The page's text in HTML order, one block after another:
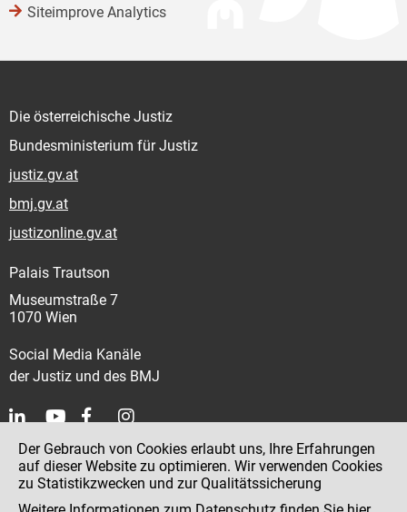
Siteimprove Analytics
Die österreichische Justiz
Bundesministerium für Justiz
justiz.gv.at
bmj.gv.at
justizonline.gv.at
Palais Trautson
Museumstraße 7
1070 Wien
Social Media Kanäle
der Justiz und des BMJ
Kontakt
Impressum
Der Gebrauch von Cookies erlaubt uns, Ihre Erfahrungen
auf dieser Website zu optimieren. Wir verwenden Cookies
zu Statistikzwecken und zur Qualitätssicherung